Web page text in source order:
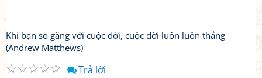
Khi bạn so găng với cuộc đời, cuộc đời luôn luôn thắng
(Andrew Matthews)
☆
☆
☆
☆
☆ Trả lời